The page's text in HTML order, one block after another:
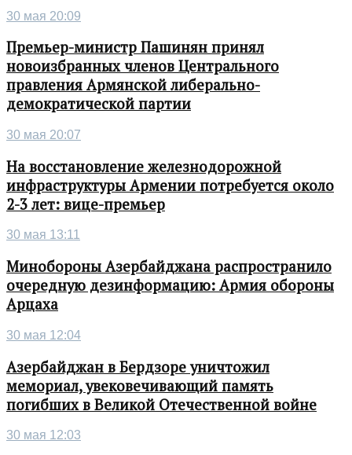
30 мая 20:09
Премьер-министр Пашинян принял
новоизбранных членов Центрального
правления Армянской либерально-
демократической партии
30 мая 20:07
На восстановление железнодорожной
инфраструктуры Армении потребуется около
2-3 лет: вице-премьер
30 мая 13:11
Минобороны Азербайджана распространило
очередную дезинформацию: Армия обороны
Арцаха
30 мая 12:04
Азербайджан в Бердзоре уничтожил
мемориал, увековечивающий память
погибших в Великой Отечественной войне
30 мая 12:03